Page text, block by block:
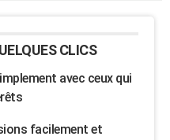
CLICS
avec ceux qui
facilement et